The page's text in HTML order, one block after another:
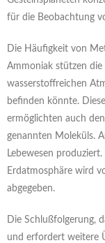
für die Beobachtung
Die Häufigkeit von
Ammoniak stützen
wasserstoffreichen
befinden könnte.
ermöglichten auch
genannten Moleküls.
Lebewesen
Erdatmosphäre wird
abgegeben.
Die Schlußfolgerung,
und erfordert weitere